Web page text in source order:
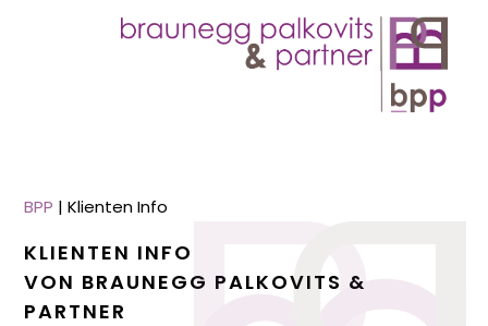
BPP |Klienten Info
KLIENTEN INFO
VON BRAUNEGG PALKOVITS &
PARTNER